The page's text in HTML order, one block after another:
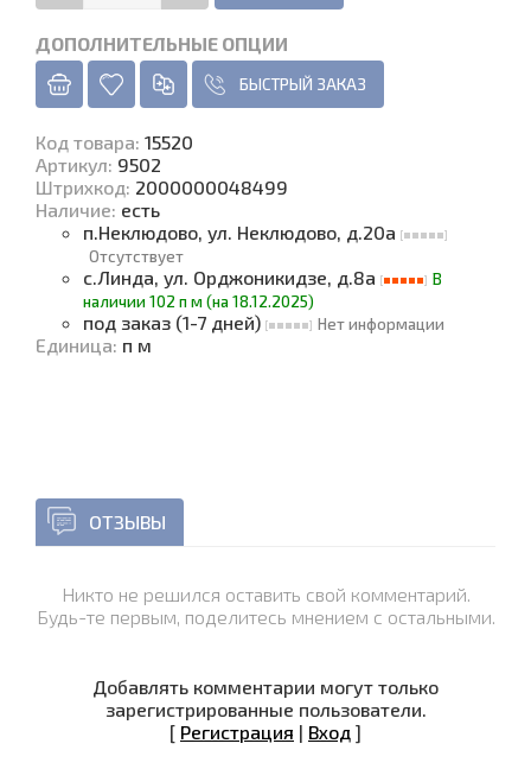
ДОПОЛНИТЕЛЬНЫЕ ОПЦИИ
БЫСТРЫЙ ЗАКАЗ
Код товара: 15520
Артикул: 9502
Штрихкод: 2000000048499
Наличие: есть
п.Неклюдово, ул. Неклюдово, д.20а
Отсутствует
с.Линда, ул. Орджоникидзе, д.8а
В
наличии 102 п м (на 18.12.2025)
под заказ (1-7 дней) Нет информации
Единица: п м
ОТЗЫВЫ
Никто не решился оставить свой комментарий.
Будь-те первым, поделитесь мнением с остальными.
Добавлять комментарии могут только
зарегистрированные пользователи.
[ Регистрация | Вход ]